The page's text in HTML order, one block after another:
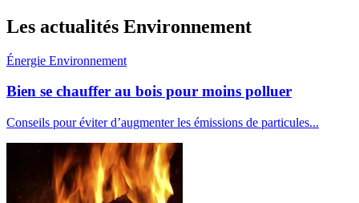
Les actualités Environnement
Énergie Environnement
Bien se chauffer au bois pour moins polluer
Conseils pour éviter d’augmenter les émissions de particules...